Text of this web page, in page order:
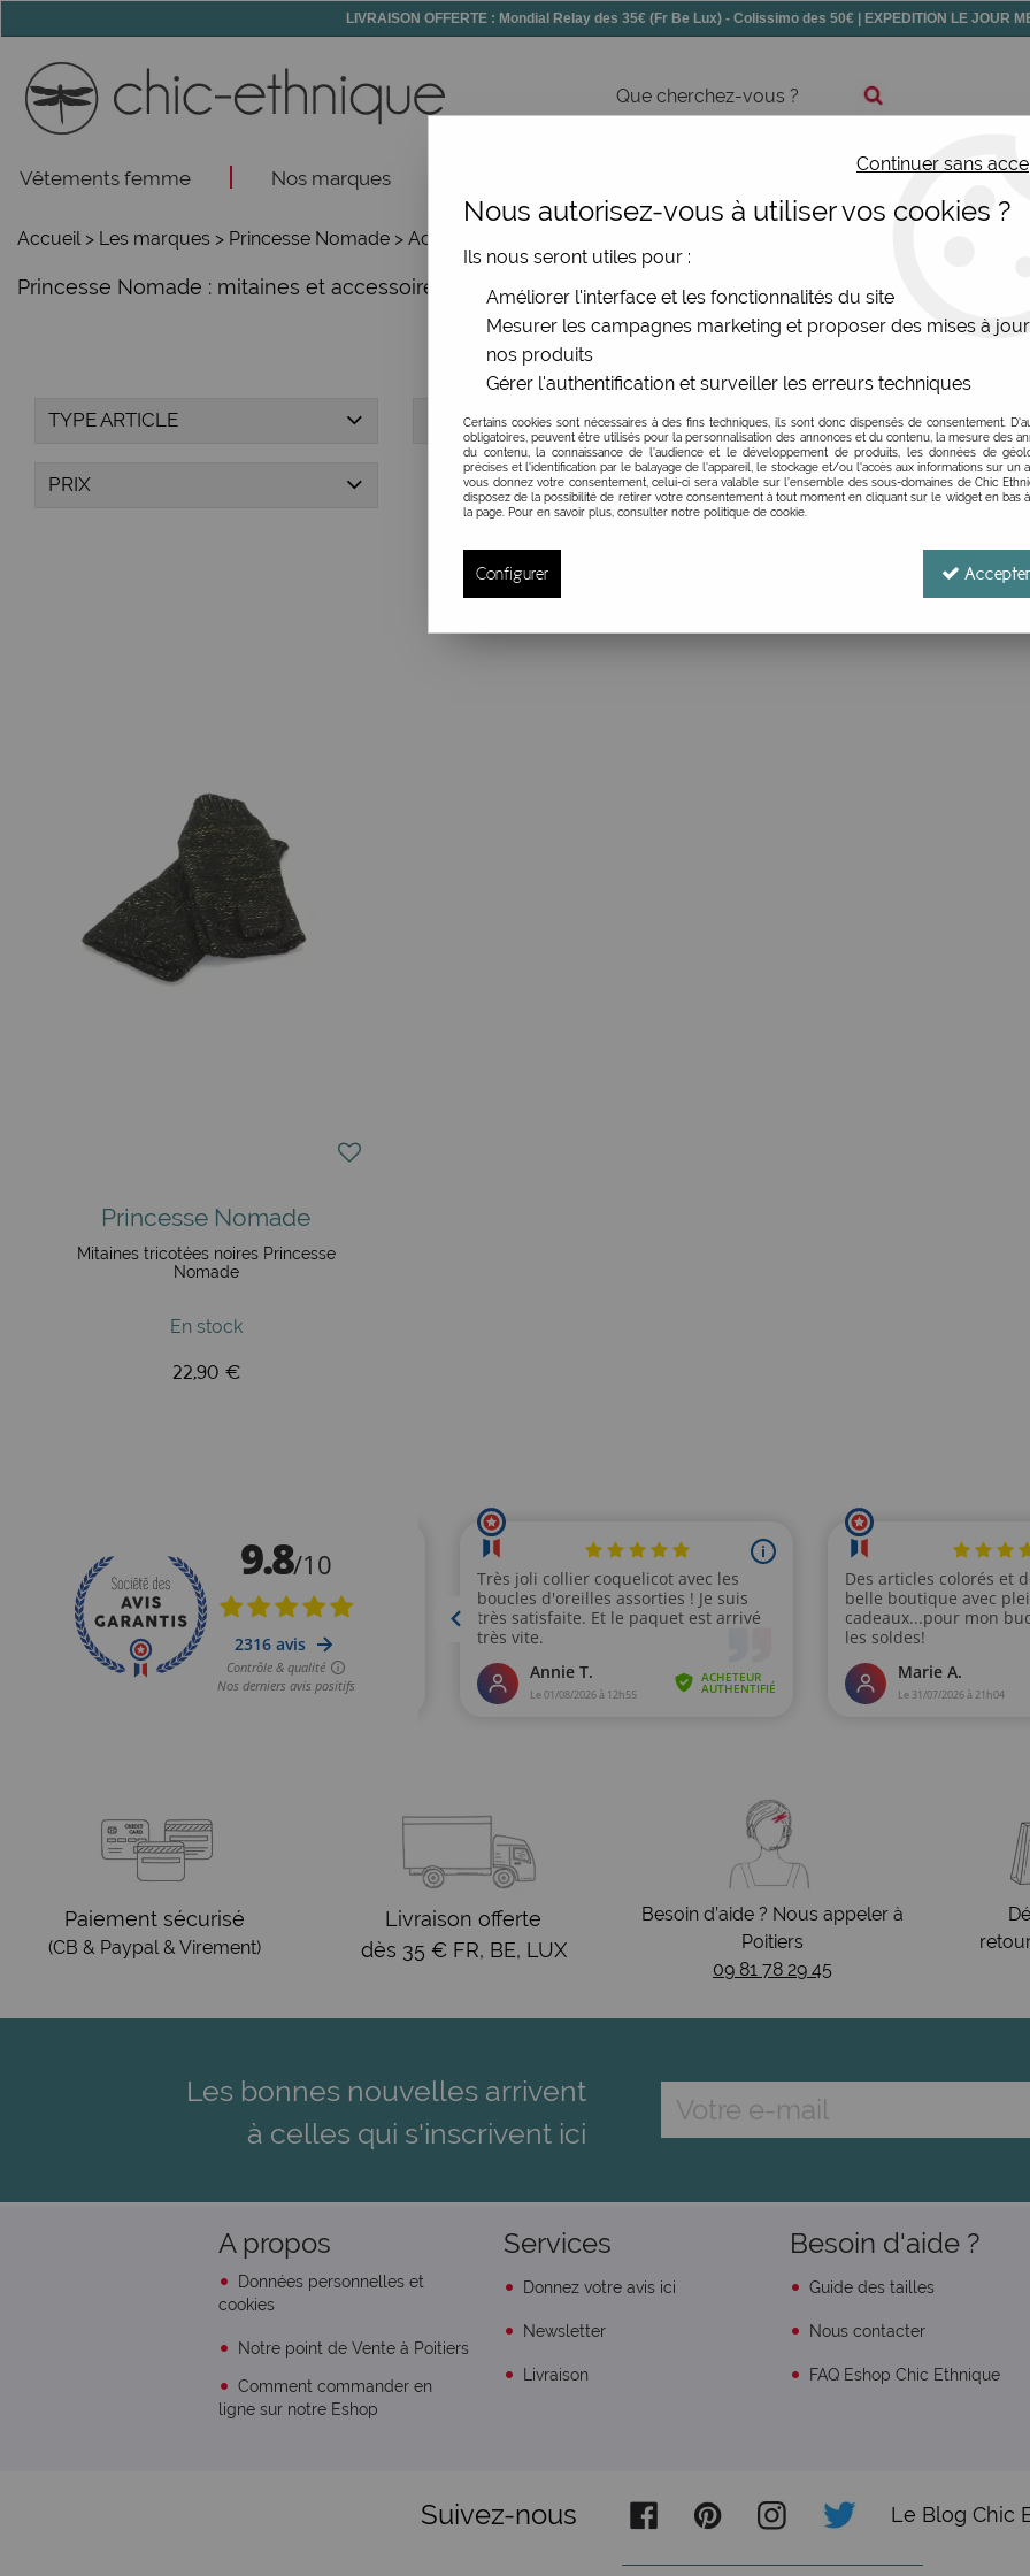
LIVRAISON OFFERTE : Mondial Relay des 35€ (Fr Be Lux) - Colissimo des 50€ | EXPEDITION LE JOUR
Vêtements femme Nos marques Bijoux
Accueil > Les marques > Princesse Nomade > Accessoires
Princesse Nomade : mitaines et accessoires cadeaux
TYPE ARTICLE MARQUE TAILLE
PRIX
Princesse Nomade
Mitaines tricotées noires Princesse
Nomade
En stock
22,90 €
Paiement sécurisé
(CB & Paypal & Virement)
Livraison offerte
dès 35 € FR, BE, LUX
Besoin d’aide ? Nous appeler à
Poitiers
09 81 78 29 45
Les bonnes nouvelles arrivent
à celles qui s'inscrivent ici
A propos
Données personnelles et
cookies
Notre point de Vente à Poitiers
Comment commander en
ligne sur notre Eshop
Services
Donnez votre avis ici
Newsletter
Livraison
Besoin d'aide ?
Guide des tailles
Nous contacter
FAQ Eshop Chic Ethnique
Suivez-nous Le Blog Chic
Continuer sans
Nous autorisez-vous à utiliser vos cookies ?
Ils nous seront utiles pour :
Améliorer l'interface et les fonctionnalités du site
Mesurer les campagnes marketing et proposer des mises à
nos produits
Gérer l'authentification et surveiller les erreurs techniques
Certains cookies sont nécessaires à des fins techniques, ils sont donc dispensés de consentement.
obligatoires, peuvent être utilisés pour la personnalisation des annonces et du contenu, la mesure des
du contenu, la connaissance de l'audience et le développement de produits, les données de
précises et l'identification par le balayage de l'appareil, le stockage et/ou l'accès aux informations sur un
vous donnez votre consentement, celui-ci sera valable sur l’ensemble des sous-domaines de Chic
disposez de la possibilité de retirer votre consentement à tout moment en cliquant sur le widget en bas
la page. Pour en savoir plus, consulter notre politique de cookie.
Configurer